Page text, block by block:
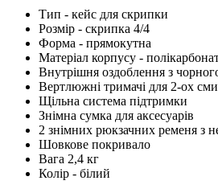
Тип - кейс для скрипки
Розмір - скрипка 4/4
Форма - прямокутна
Матеріал корпусу -
Внутрішня оздоблення з
Вертлюжні тримачі для 2-ох
Щільна система підтримки
Знімна сумка для аксесуарів
2 знімних рюкзачних ременя з
Шовкове покривало
Вага 2,4 кг
Колір - білий